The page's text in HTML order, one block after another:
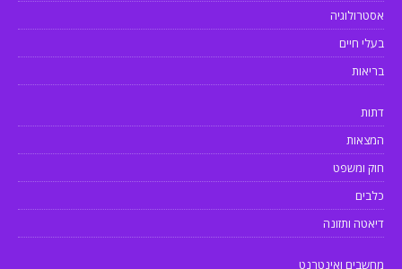
אסטרולוגיה
בעלי חיים
בריאות
דתות
המצאות
חוק ומשפט
כלבים
דיאטה ותזונה
מחשבים ואינטרנט